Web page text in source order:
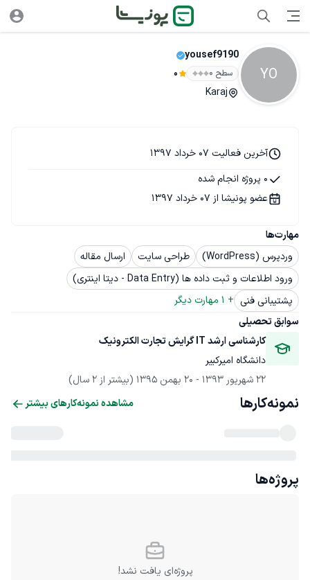
YO
yousef9190
سطح ۰ 0
Karaj
مهارت‌ها
وردپرس (WordPress)
طراحی سایت
ارسال مقاله
ورود اطلاعات و ثبت داده ها (Data Entry - دیتا اینتری)
پشتیبانی فنی +
1 مهارت دیگر
سوابق تحصیلی
کارشناسی ارشد IT گرایش تجارت الکترونیک
دانشگاه امیرکبیر
22 شهریور 1393
- 20 بهمن 1395 (بیشتر از 2 سال)
آخرین فعالیت 07 خرداد 1397
0 پروژه انجام شده
عضو پونیشا از 07 خرداد 1397
نمونه‌کارها مشاهده نمونه‌کارهای بیشتر
پروژه‌ها
پروژه‌ای یافت نشد!